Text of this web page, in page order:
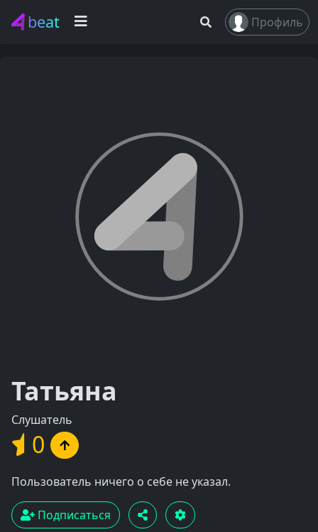
beat Профиль
Татьяна
Слушатель
0
Пользователь ничего о себе не указал.
Подписаться